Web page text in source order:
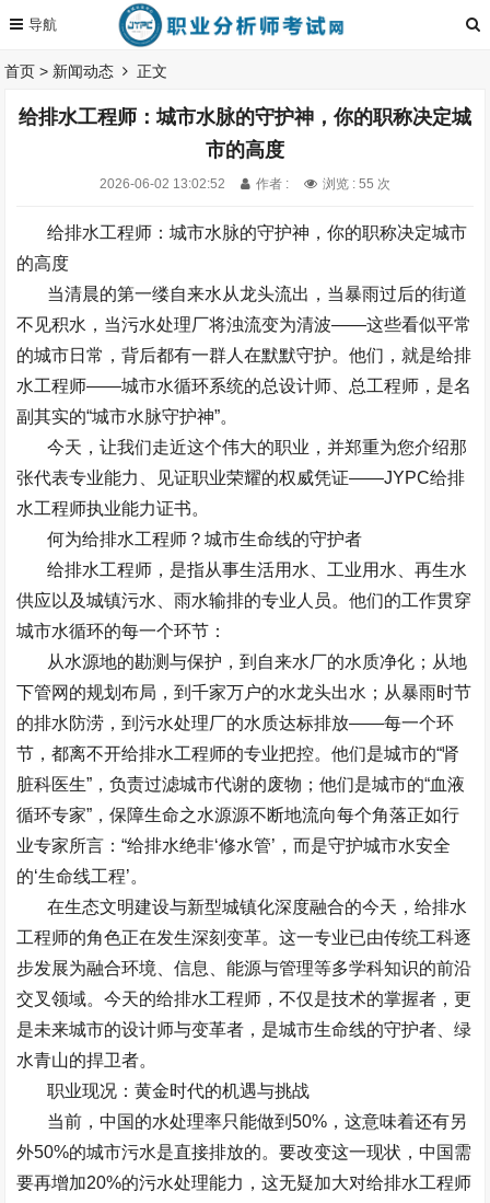
首页 > 新闻动态 正文
给排水工程师：城市水脉的守护神，你的职称决定城
市的高度
2026-06-02 13:02:52 作者 : 浏览 : 55 次
给排水工程师：城市水脉的守护神，你的职称决定城市
的高度
当清晨的第一缕自来水从龙头流出，当暴雨过后的街道
不见积水，当污水处理厂将浊流变为清波——这些看似平常
的城市日常，背后都有一群人在默默守护。他们，就是给排
水工程师——城市水循环系统的总设计师、总工程师，是名
副其实的“城市水脉守护神”。
今天，让我们走近这个伟大的职业，并郑重为您介绍那
张代表专业能力、见证职业荣耀的权威凭证——JYPC给排
水工程师执业能力证书。
何为给排水工程师？城市生命线的守护者
给排水工程师，是指从事生活用水、工业用水、再生水
供应以及城镇污水、雨水输排的专业人员。他们的工作贯穿
城市水循环的每一个环节：
从水源地的勘测与保护，到自来水厂的水质净化；从地
下管网的规划布局，到千家万户的水龙头出水；从暴雨时节
的排水防涝，到污水处理厂的水质达标排放——每一个环
节，都离不开给排水工程师的专业把控。他们是城市的“肾
脏科医生” ，负责过滤城市代谢的废物；他们是城市的“血液
循环专家” ，保障生命之水源源不断地流向每个角落正如行
业专家所言：“给排水绝非‘修水管’ ，而是守护城市水安全
的‘生命线工程’。
在生态文明建设与新型城镇化深度融合的今天，给排水
工程师的角色正在发生深刻变革。这一专业已由传统工科逐
步发展为融合环境、信息、能源与管理等多学科知识的前沿
交叉领域。今天的给排水工程师，不仅是技术的掌握者，更
是未来城市的设计师与变革者，是城市生命线的守护者、绿
水青山的捍卫者。
职业现况：黄金时代的机遇与挑战
当前，中国的水处理率只能做到50% ，这意味着还有另
外50%的城市污水是直接排放的。要改变这一现状，中国需
要再增加20%的污水处理能力，这无疑加大对给排水工程师